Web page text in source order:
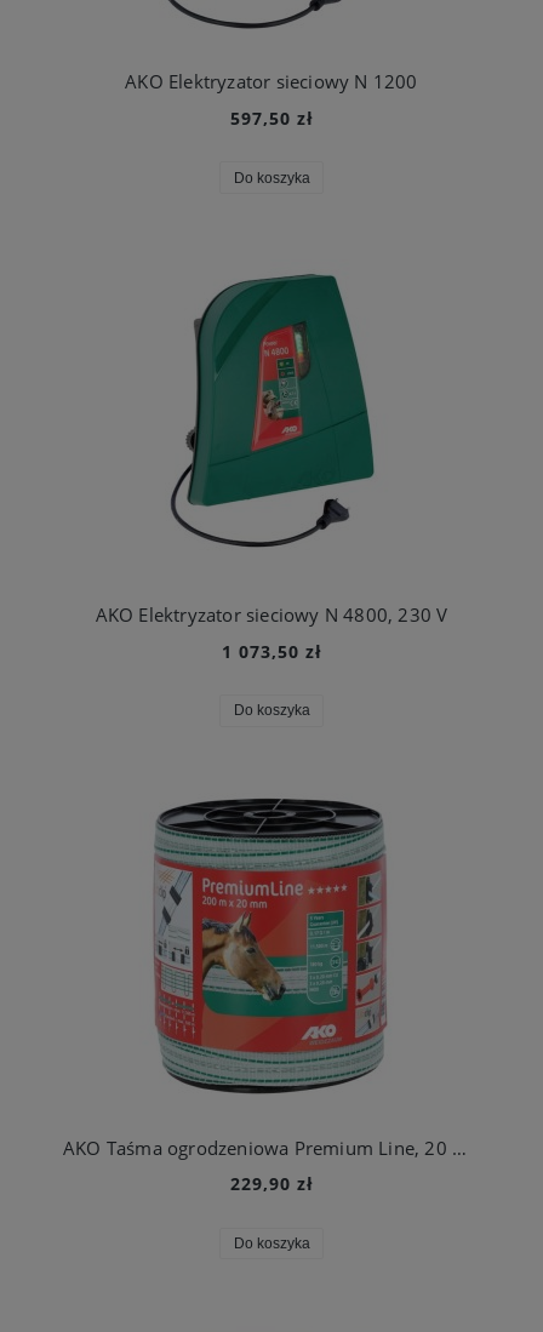
AKO Elektryzator sieciowy N 1200
597,50 zł
Do koszyka
AKO Elektryzator sieciowy N 4800, 230 V
1 073,50 zł
Do koszyka
AKO Taśma ogrodzeniowa Premium Line, 20 mm 200 m
229,90 zł
Do koszyka